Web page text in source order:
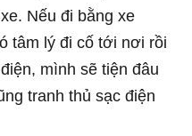
Nếu đi bằng xe
tâm lý đi cố tới nơi rồi
mình sẽ tiện đâu
tranh thủ sạc điện